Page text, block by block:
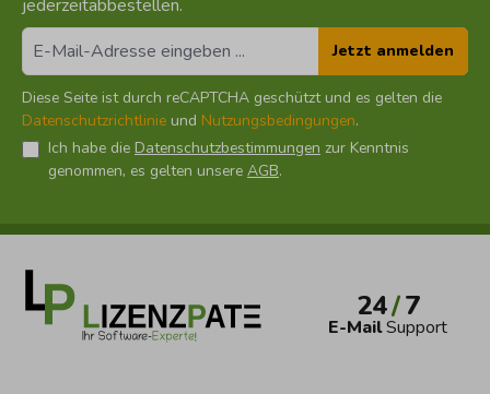
jederzeitabbestellen.
Diese Seite ist durch reCAPTCHA geschützt und es gelten die
Datenschutzrichtlinie und Nutzungsbedingungen.
Ich habe die Datenschutzbestimmungen zur Kenntnis
genommen, es gelten unsere AGB.
Jetzt anmelden
24/7
E-MailSupport